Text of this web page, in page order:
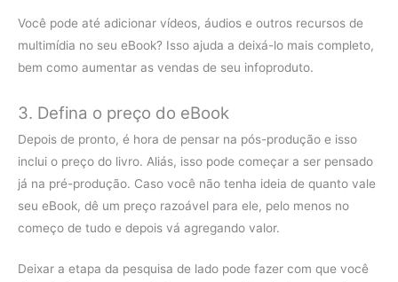
Você pode até adicionar vídeos, áudios e outros recursos de
multimídia no seu eBook? Isso ajuda a deixá-lo mais completo,
bem como aumentar as vendas de seu infoproduto.
3. Defina o preço do eBook
Depois de pronto, é hora de pensar na pós-produção e isso
inclui o preço do livro. Aliás, isso pode começar a ser pensado
já na pré-produção. Caso você não tenha ideia de quanto vale
seu eBook, dê um preço razoável para ele, pelo menos no
começo de tudo e depois vá agregando valor.
Deixar a etapa da pesquisa de lado pode fazer com que você